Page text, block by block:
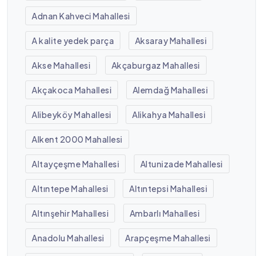
Adnan Kahveci Mahallesi
A kalite yedek parça Aksaray Mahallesi
Akse Mahallesi Akçaburgaz Mahallesi
Akçakoca Mahallesi Alemdağ Mahallesi
Alibeyköy Mahallesi Alikahya Mahallesi
Alkent 2000 Mahallesi
Altayçeşme Mahallesi Altunizade Mahallesi
Altıntepe Mahallesi Altıntepsi Mahallesi
Altınşehir Mahallesi Ambarlı Mahallesi
Anadolu Mahallesi Arapçeşme Mahallesi